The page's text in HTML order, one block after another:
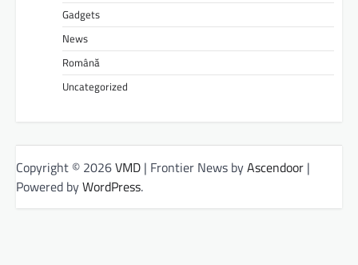
Gadgets
News
Română
Uncategorized
Copyright © 2026VMD | Frontier News byAscendoor |
Powered byWordPress.